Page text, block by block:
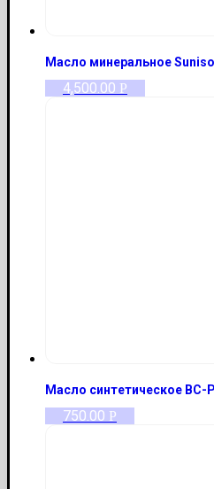
Масло минеральное
4,500.00 Р
Масло синтетическое BC-
750.00 Р